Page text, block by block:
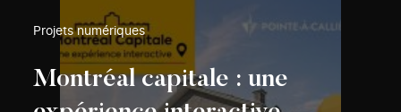
Projets numériques
Montréal capitale : une